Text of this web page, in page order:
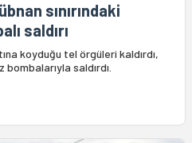
sınırındaki
saldırı
koyduğu tel örgüleri kaldırdı,
saldırdı.